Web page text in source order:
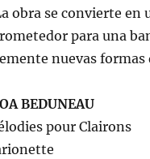
obra se convierte en
para una
nuevas formas
BEDUNEAU
pour Clairons